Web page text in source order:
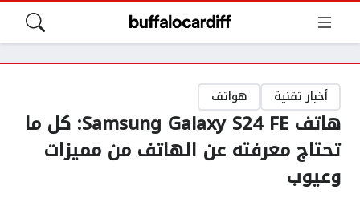
أخبار تقنية هواتف
هاتف Samsung Galaxy S24 FE: كل ما
تحتاج معرفته عن الهاتف من مميزات
وعيوب